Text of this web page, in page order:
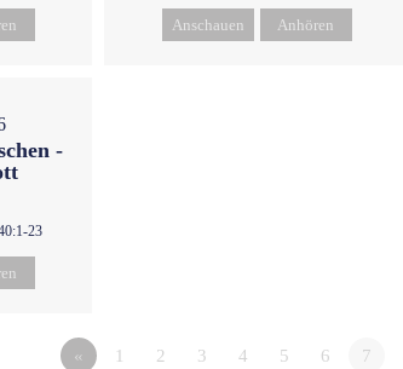
Anschauen Anhören
-
23
« 1 2 3 4 5 6 7